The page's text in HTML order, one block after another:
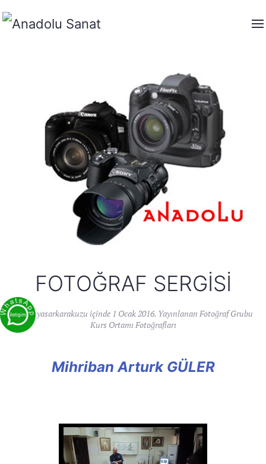
FOTOĞRAF SERGISI
Yazanyasarkarakuzu içinde 1 Ocak 2016. Yayınlanan Fotoğraf Grubu
Kurs Ortamı Fotoğrafları
Mihriban Arturk GÜLER